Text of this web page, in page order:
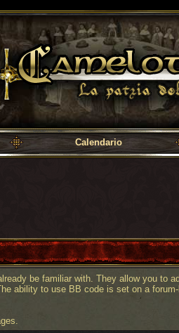
Calendario
be familiar with. They allow you to
ability to use BB code is set on a